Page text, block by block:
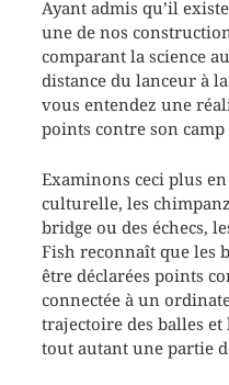
Ayant admis qu’il
une de nos
comparant la science
distance du lanceur à
vous entendez une
points contre son
Examinons ceci plus
culturelle, les
bridge ou des échecs,
Fish reconnaît que les
être déclarées points
connectée à un
trajectoire des balles et
tout autant une partie